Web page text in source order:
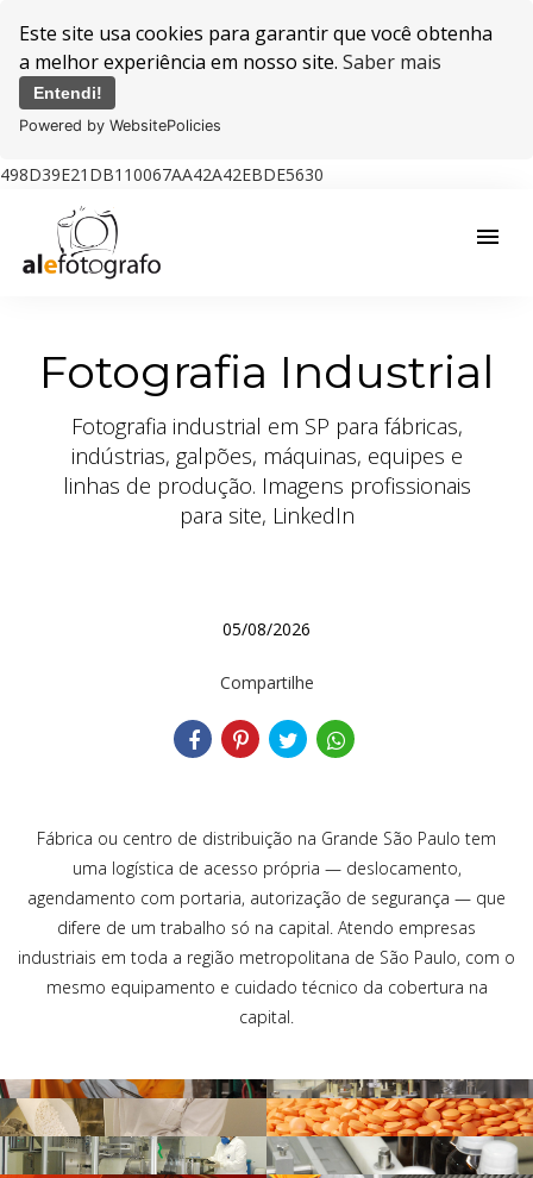
Este site usa cookies para garantir que você obtenha
a melhor experiência em nosso site. Saber mais
Entendi!
Powered by WebsitePolicies
498D39E21DB110067AA42A42EBDE5630
menu
Fotografia Industrial
Fotografia industrial em SP para fábricas,
indústrias, galpões, máquinas, equipes e
linhas de produção. Imagens profissionais
para site, LinkedIn
05/08/2026
Compartilhe
Fábrica ou centro de distribuição na Grande São Paulo tem
uma logística de acesso própria — deslocamento,
agendamento com portaria, autorização de segurança — que
difere de um trabalho só na capital. Atendo empresas
industriais em toda a região metropolitana de São Paulo, com o
mesmo equipamento e cuidado técnico da cobertura na
capital.